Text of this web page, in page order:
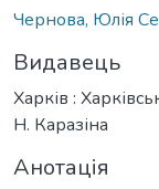
Чернова, Юлія
Видавець
Харків :
Н. Каразіна
Анотація